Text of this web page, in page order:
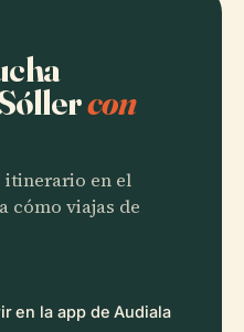
con
en el
cómo viajas de
en la app de Audiala